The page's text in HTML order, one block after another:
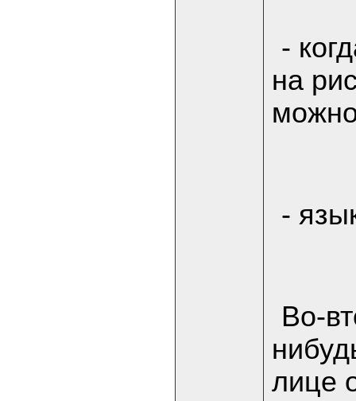
-
на
-
Во-
лице